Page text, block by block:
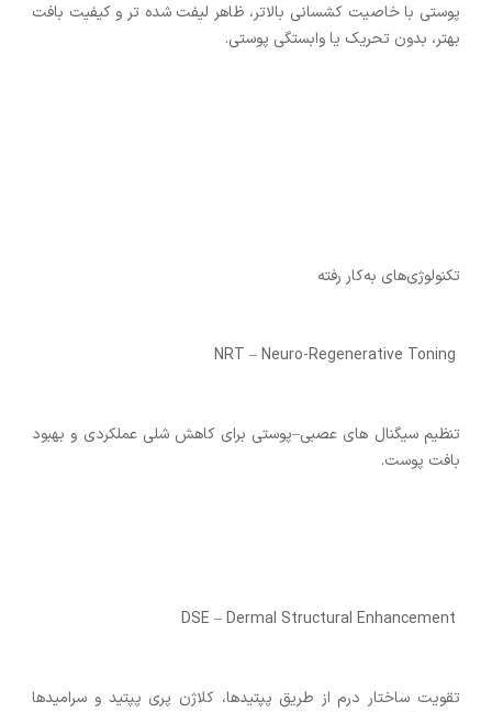
پوستی با خاصیت کشسانی بالاتر، ظاهر لیفت ‌شده ‌تر و کیفیت بافت
بهتر، بدون تحریک یا وابستگی پوستی.
تکنولوژی‌های به‌کار رفته
تنظیم سیگنال ‌های عصبی–پوستی برای کاهش شلی عملکردی و بهبود
بافت پوست.
تقویت ساختار درم از طریق پپتیدها، کلاژن پری ‌پپتید و سرامیدها